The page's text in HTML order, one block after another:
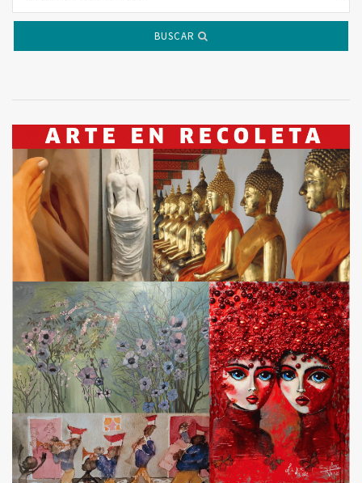
BUSCAR